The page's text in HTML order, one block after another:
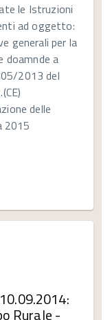
le Istruzioni
ad oggetto:
generali per la
doamnde a
2013 del
delle
2015
Rurale -